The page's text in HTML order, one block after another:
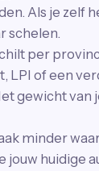
Als je zelf
schelen.
per
LPI of een
gewicht van
minder
jouw huidige